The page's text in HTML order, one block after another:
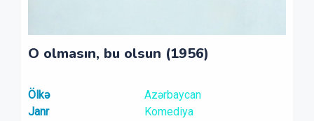
O olmasın, bu olsun (1956)
Ölkə
Azərbaycan
Janr
Komediya